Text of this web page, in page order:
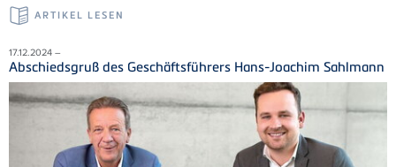
ARTIKEL LESEN
17.12.2024 –
Abschiedsgruß des Geschäftsführers Hans-Joachim Sahlmann